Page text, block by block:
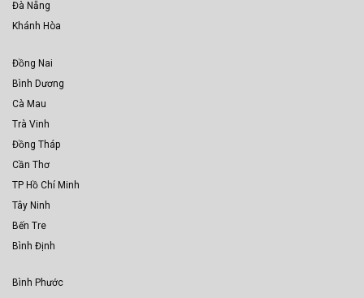
Đà Nẵng
Khánh Hòa
Đồng Nai
Bình Dương
Cà Mau
Trà Vinh
Đồng Tháp
Cần Thơ
TP Hồ Chí Minh
Tây Ninh
Bến Tre
Bình Định
Bình Phước